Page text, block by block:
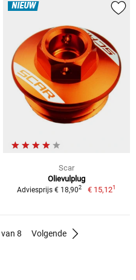
NIEUW
Scar
Olievulplug
Adviesprijs € 18,902 € 15,121
8 Volgende